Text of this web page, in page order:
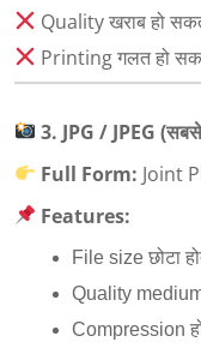
Quality खराब हो
Printing गलत हो
3. JPG / JPEG (सबसे
Full Form: Joint
Features:
File size छोटा
Quality medium
Compression